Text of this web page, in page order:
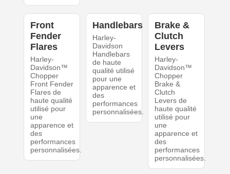
Front
Fender
Flares
Harley-
Davidson™
Chopper
Front Fender
Flares de
haute qualité
utilisé pour
une
apparence et
des
performances
personnalisées.
Handlebars
Harley-
Davidson
Handlebars
de haute
qualité utilisé
pour une
apparence et
des
performances
personnalisées.
Brake &
Clutch
Levers
Harley-
Davidson™
Chopper
Brake &
Clutch
Levers de
haute qualité
utilisé pour
une
apparence et
des
performances
personnalisées.